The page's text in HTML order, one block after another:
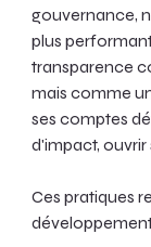
gouvernance,
plus
transparence
mais comme
ses comptes
d'impact,
Ces pratiques